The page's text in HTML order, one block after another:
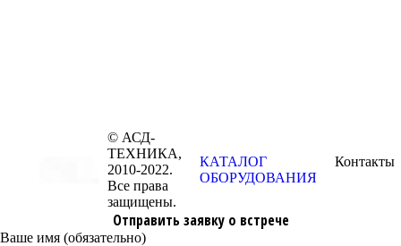
© АСД-
ТЕХНИКА,
2010-2022.
Все права
защищены.
КАТАЛОГ
ОБОРУДОВАНИЯ
Контакты
Отправить заявку о встрече
Ваше имя (обязательно)